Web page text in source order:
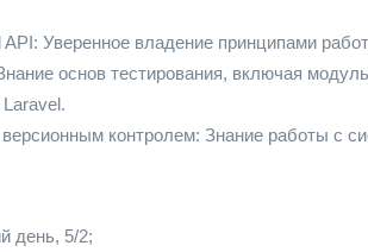
Уверенное владение принципами
основ тестирования, включая
контролем: Знание работы с
день, 5/2;